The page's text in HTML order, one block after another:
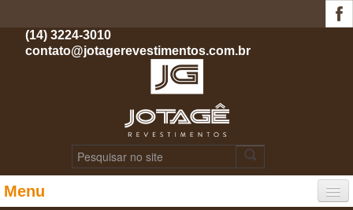
(14) 3224-3010
contato@jotagerevestimentos.com.br
Menu